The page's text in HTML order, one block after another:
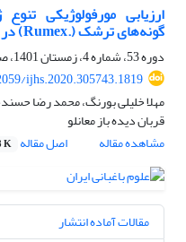
ارزیابی مورفولوژیکی
گونه‌های ترشک (‏Rumex.‎‏) در ایران
دوره 53، شماره 4، زمستان 1401، صفحه
ijhs.2020.305743.1819
مهلا خلیلی بورنگ، محمد رضا
قربان دیده باز معانلو
مشاهده مقاله
اصل مقاله K
مقالات آماده انتشار